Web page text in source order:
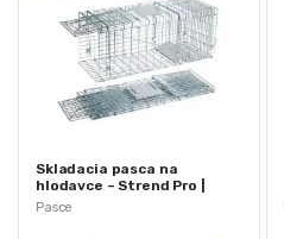
Pasce
Skladacia pasca na
hlodavce – Strend Pro |
69x18x20cm